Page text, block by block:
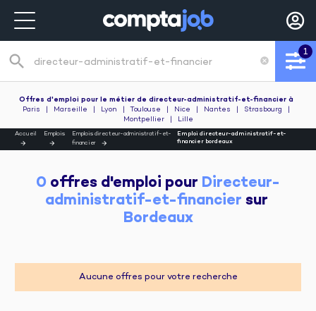
Recherche de poste
search cancel
1
Offres d'emploi pour le métier de directeur-administratif-et-financier à
Paris
Marseille Lyon Toulouse Nice Nantes Strasbourg
Montpellier
Lille
Accueil Emplois
Emplois directeur-administratif-et-
financier
Emploi directeur-administratif-et-
financier bordeaux
0 offres d'emploi pour Directeur-
administratif-et-financier
Bordeaux
Aucune offres pour votre recherche